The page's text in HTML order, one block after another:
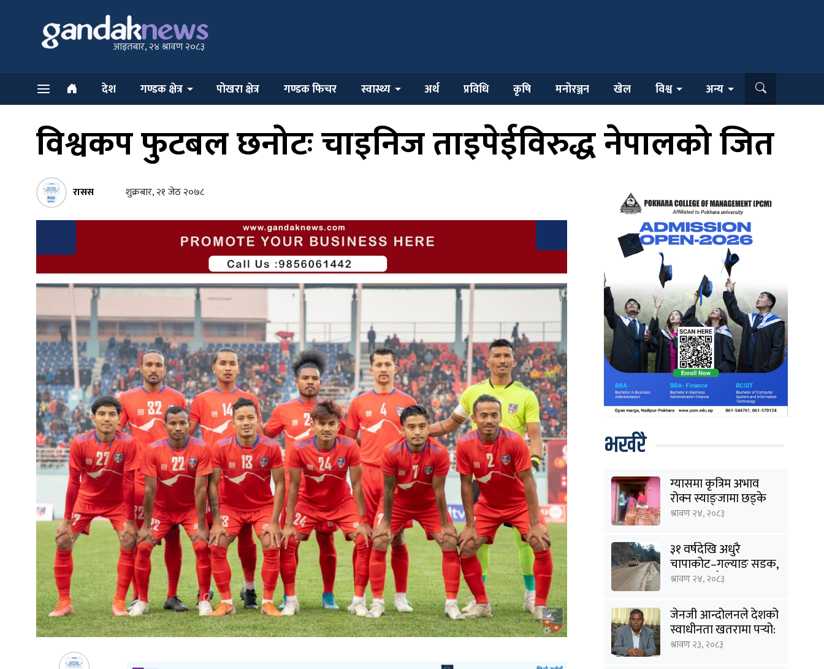
आइतबार, २४ श्रावण २०८३
देश गण्डक क्षेत्र पोखरा क्षेत्र गण्डक फिचर स्वास्थ्य अर्थ प्रविधि कृषि मनोरञ्जन खेल विश्व अन्य
विश्वकप फुटबल छनोटः चाइनिज ताइपेईविरुद्ध नेपालको जित
रासस शुक्रबार, २१ जेठ २०७८
भर्खरै
ग्यासमा कृत्रिम अभाव
रोक्न स्याङ्जामा छड्के
अनुगमन
श्रावण २४, २०८३
३१ वर्षदेखि अधुरै
चापाकोट–गल्याङ सडक,
आधा काममै अल्झियो
श्रावण २४, २०८३
जेनजी आन्दोलनले देशको
स्वाधीनता खतरामा पर्‍यो:
उपेन्द्र यादव
श्रावण २३, २०८३